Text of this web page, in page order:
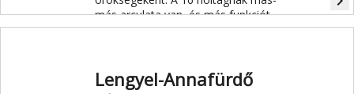
más arculata van, és más funkciót
tölt be.
Lengyel-Annafürdő